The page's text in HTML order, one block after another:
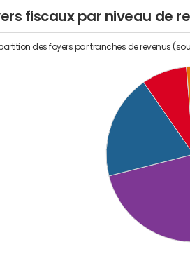
fiscaux par niveau de
des foyers par tranches de revenus